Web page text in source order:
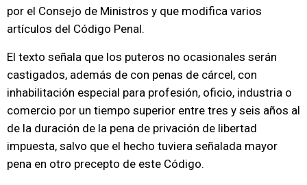
por el Consejo de Ministros y que modifica varios
artículos del Código Penal.
El texto señala que los puteros no ocasionales serán
castigados, además de con penas de cárcel, con
inhabilitación especial para profesión, oficio, industria o
comercio por un tiempo superior entre tres y seis años al
de la duración de la pena de privación de libertad
impuesta, salvo que el hecho tuviera señalada mayor
pena en otro precepto de este Código.